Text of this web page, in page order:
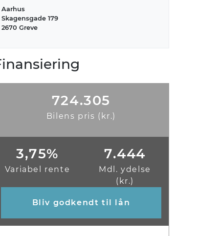
Aarhus
Skagensgade 179
2670 Greve
724.305
Bilens pris (kr.)
3,75%
Variabel rente
7.444
Mdl. ydelse
(kr.)
Bliv godkendt til lån